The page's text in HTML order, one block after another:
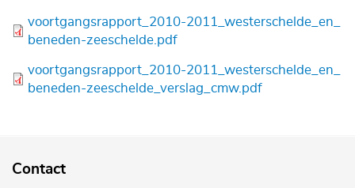
Bestand
voortgangsrapport_2010-2011_westerschelde_en_
beneden-zeeschelde.pdf
Bestand
voortgangsrapport_2010-2011_westerschelde_en_
beneden-zeeschelde_verslag_cmw.pdf
Contact